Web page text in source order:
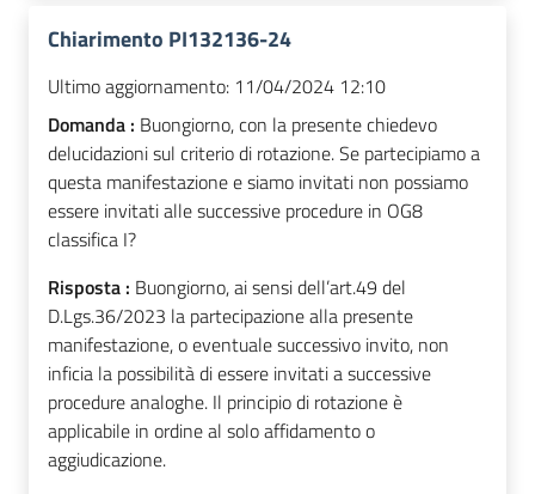
Chiarimento PI132136-24
Ultimo aggiornamento: 11/04/2024 12:10
Domanda : Buongiorno, con la presente chiedevo
delucidazioni sul criterio di rotazione. Se partecipiamo a
questa manifestazione e siamo invitati non possiamo
essere invitati alle successive procedure in OG8
classifica I?
Risposta : Buongiorno, ai sensi dell’art.49 del
D.Lgs.36/2023 la partecipazione alla presente
manifestazione, o eventuale successivo invito, non
inficia la possibilità di essere invitati a successive
procedure analoghe. Il principio di rotazione è
applicabile in ordine al solo affidamento o
aggiudicazione.